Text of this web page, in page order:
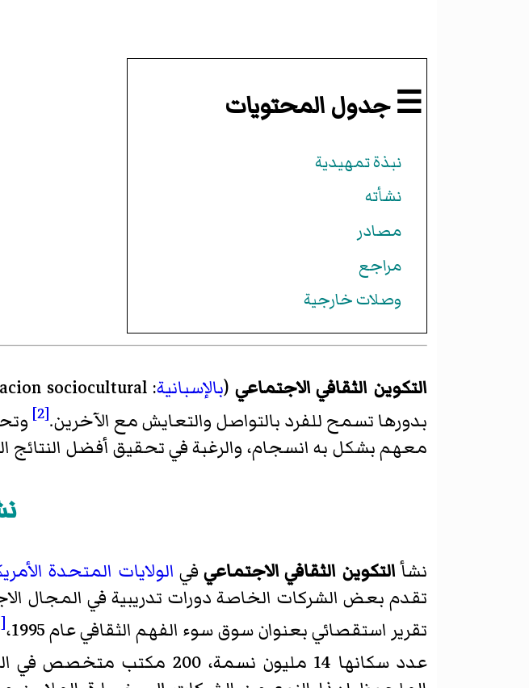
☰ جدول المحتويات
نبذة تمهيدية
نشأته
مصادر
مراجع
وصلات خارجية
التكوين الثقافي الاجتماعي (بالإسبانية:
sociocultural
بدورها تسمح للفرد بالتواصل والتعايش مع الآخرين.[2]
معهم بشكل به انسجام، والرغبة في تحقيق أفضل النتائج
نشأالتكوين الثقافي الاجتماعيفي الولايات المتحدة
تقدم بعض الشركات الخاصة دورات تدريبية في المجال
تقرير استقصائي بعنوانسوق سوء الفهم الثقافيعام 1995، [3]
عدد سكانها 14 مليون نسمة، 200 مكتب متخصص في التوجيه الاجتماعي الثقافي الموجه للشركات.